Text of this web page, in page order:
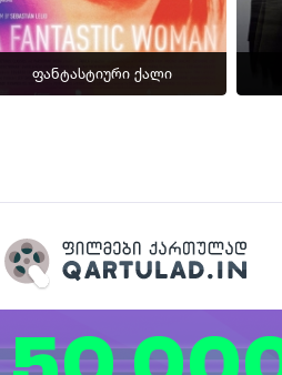
ფანტასტიური ქალი
Qartulad.in © 2026